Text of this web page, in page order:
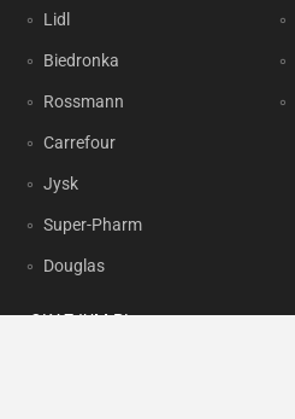
Lidl
Biedronka
Rossmann
Carrefour
Jysk
Super-Pharm
Douglas
OKAZJUM.PL